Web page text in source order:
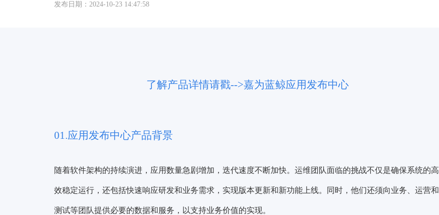
发布日期：2024-10-23 14:47:58
了解产品详情请戳-->嘉为蓝鲸应用发布中心
01.应用发布中心产品背景
随着软件架构的持续演进，应用数量急剧增加，迭代速度不断加快。 运维团队面临的挑战不仅是确保系统的高
效稳定运行，还包括快速响应研发和业务需求，实现版本更新和新功能上线。 同时，他们还须向业务、运营和
测试等团队提供必要的数据和服务，以支持业务价值的实现。